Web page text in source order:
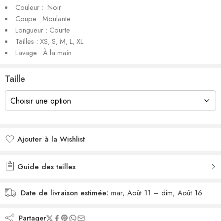
Couleur : Noir
Coupe : Moulante
Longueur : Courte
Tailles : XS, S, M, L, XL
Lavage : À la main
Taille
Ajouter à la Wishlist
Guide des tailles
Date de livraison estimée: mar, Août 11 – dim, Août 16
Partager